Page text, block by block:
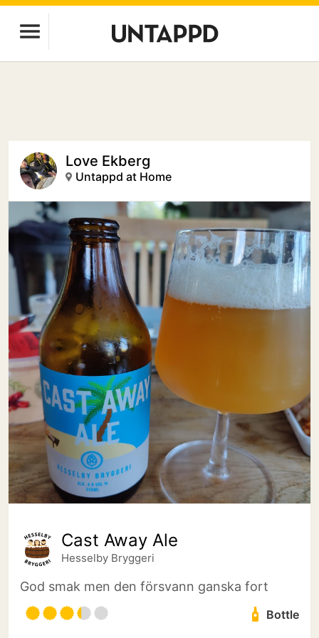
Love Ekberg
Untappd at Home
Cast Away Ale
Hesselby Bryggeri
God smak men den försvann ganska fort
Bottle